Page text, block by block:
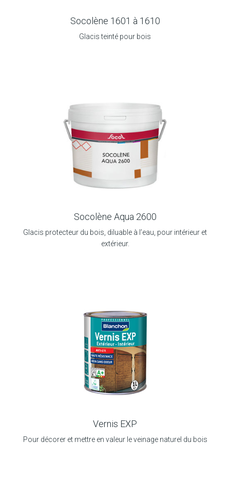
Socolène 1601 à 1610
Glacis teinté pour bois
Socolène Aqua 2600
Glacis protecteur du bois, diluable à l’eau, pour intérieur et
extérieur.
Vernis EXP
Pour décorer et mettre en valeur le veinage naturel du bois